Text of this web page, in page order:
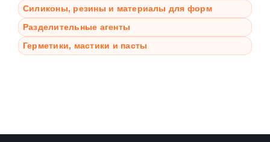
Силиконы, резины и материалы для форм
Разделительные агенты
Герметики, мастики и пасты